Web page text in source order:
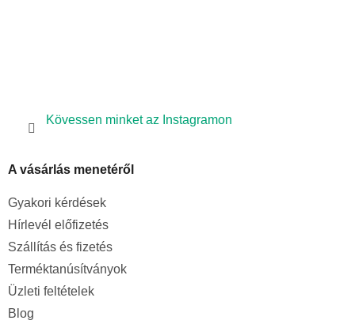
Kövessen minket az Instagramon
A vásárlás menetéről
Gyakori kérdések
Hírlevél előfizetés
Szállítás és fizetés
Terméktanúsítványok
Üzleti feltételek
Blog